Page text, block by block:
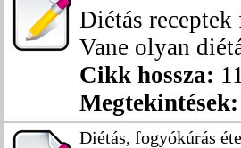
Diétás
Vane olyan
Cikk hossza:
Megtekintések:
Diétás, fogyókúrás